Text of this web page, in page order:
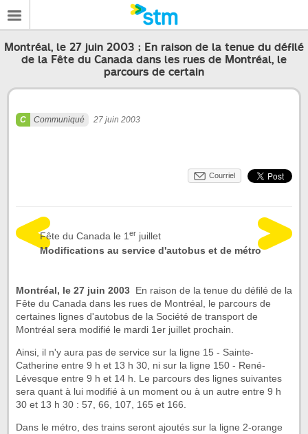
Montréal, le 27 juin 2003 ; En raison de la tenue du défilé
de la Fête du Canada dans les rues de Montréal, le
parcours de certain
Communiqué 27 juin 2003
Courriel
Fête du Canada le 1er juillet
Modifications au service d'autobus et de métro
Montréal, le 27 juin 2003  En raison de la tenue du défilé de la
Fête du Canada dans les rues de Montréal, le parcours de
certaines lignes d'autobus de la Société de transport de
Montréal sera modifié le mardi 1er juillet prochain.
Ainsi, il n'y aura pas de service sur la ligne 15 - Sainte-
Catherine entre 9 h et 13 h 30, ni sur la ligne 150 - René-
Lévesque entre 9 h et 14 h. Le parcours des lignes suivantes
sera quant à lui modifié à un moment ou à un autre entre 9 h
30 et 13 h 30 : 57, 66, 107, 165 et 166.
Dans le métro, des trains seront ajoutés sur la ligne 2-orange